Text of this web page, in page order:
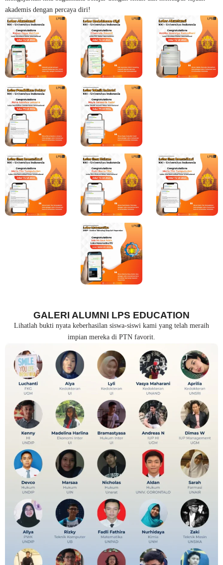
akademis dengan percaya diri!
GALERI ALUMNI LPS EDUCATION
Lihatlah bukti nyata keberhasilan siswa-siswi kami yang telah meraih
impian mereka di PTN favorit.